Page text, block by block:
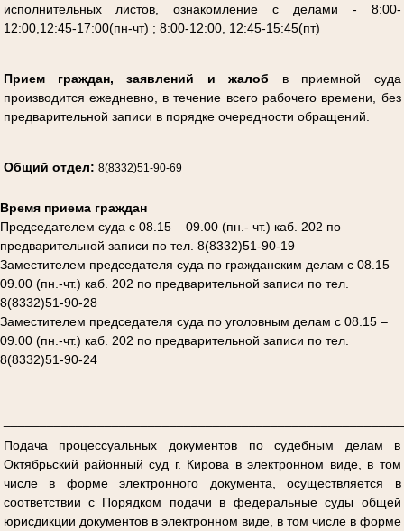
исполнительных листов, ознакомление с делами - 8:00-
12:00,12:45-17:00(пн-чт) ; 8:00-12:00, 12:45-15:45(пт)
Прием граждан, заявлений и жалоб в приемной суда
производится ежедневно, в течение всего рабочего времени, без
предварительной записи в порядке очередности обращений.
Общий отдел: 8(8332)51-90-69
Время приема граждан
Председателем суда с 08.15 – 09.00 (пн.- чт.) каб. 202 по
предварительной записи по тел. 8(8332)51-90-19
Заместителем председателя суда по гражданским делам с 08.15 –
09.00 (пн.-чт.) каб. 202 по предварительной записи по тел.
8(8332)51-90-28
Заместителем председателя суда по уголовным делам с 08.15 –
09.00 (пн.-чт.) каб. 202 по предварительной записи по тел.
8(8332)51-90-24
Подача процессуальных документов по судебным делам в
Октябрьский районный суд г. Кирова в электронном виде, в том
числе в форме электронного документа, осуществляется в
соответствии с Порядком подачи в федеральные суды общей
юрисдикции документов в электронном виде, в том числе в форме